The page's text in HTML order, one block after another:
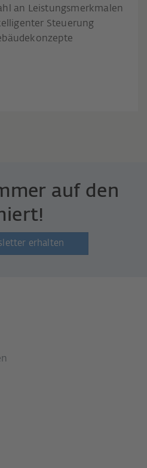
an Leistungsmerkmalen
Steuerung
auf den
erhalten